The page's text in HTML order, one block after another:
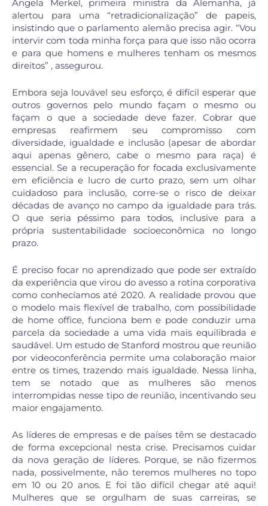
Angela Merkel, primeira ministra da Alemanha, já
alertou para uma “retradicionalização” de papeis,
insistindo que o parlamento alemão precisa agir. “Vou
intervir com toda minha força para que isso não ocorra
e para que homens e mulheres tenham os mesmos
direitos” , assegurou.
Embora seja louvável seu esforço, é difícil esperar que
outros governos pelo mundo façam o mesmo ou
façam o que a sociedade deve fazer. Cobrar que
empresas reafirmem seu compromisso com
diversidade, igualdade e inclusão (apesar de abordar
aqui apenas gênero, cabe o mesmo para raça) é
essencial. Se a recuperação for focada exclusivamente
em eficiência e lucro de curto prazo, sem um olhar
cuidadoso para inclusão, corre-se o risco de deixar
décadas de avanço no campo da igualdade para trás.
O que seria péssimo para todos, inclusive para a
própria sustentabilidade socioeconômica no longo
prazo.
É preciso focar no aprendizado que pode ser extraído
da experiência que virou do avesso a rotina corporativa
como conhecíamos até 2020. A realidade provou que
o modelo mais flexível de trabalho, com possibilidade
de home office, funciona bem e pode conduzir uma
parcela da sociedade a uma vida mais equilibrada e
saudável. Um estudo de Stanford mostrou que reunião
por videoconferência permite uma colaboração maior
entre os times, trazendo mais igualdade. Nessa linha,
tem se notado que as mulheres são menos
interrompidas nesse tipo de reunião, incentivando seu
maior engajamento.
As líderes de empresas e de países têm se destacado
de forma excepcional nesta crise. Precisamos cuidar
da nova geração de líderes. Porque, se não fizermos
nada, possivelmente, não teremos mulheres no topo
em 10 ou 20 anos. E foi tão difícil chegar até aqui!
Mulheres que se orgulham de suas carreiras, se